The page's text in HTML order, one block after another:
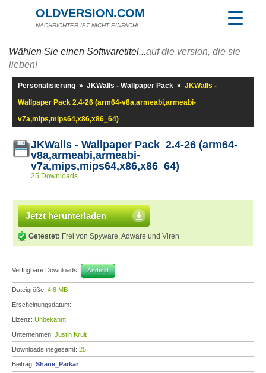
OLDVERSION.COM
NACHRICHTER IST NICHT EINFACH!
Wählen Sie einen Softwaretitel...auf die version, die sie
lieben!
Personalisierung » JKWalls - Wallpaper Pack » JKWalls -
Wallpaper Pack 2.4-26 (arm64-v8a,armeabi,armeabi-
v7a,mips,mips64,x86,x86_64)
JKWalls - Wallpaper Pack 2.4-26 (arm64-
v8a,armeabi,armeabi-
v7a,mips,mips64,x86,x86_64)
25 Downloads
Jetzt herunterladen
Getestet: Frei von Spyware, Adware und Viren
Verfügbare Downloads: Android
Dateigröße: 4,8 MB
Erscheinungsdatum:
Lizenz: Unbekannt
Unternehmen: Justin Kruit
Downloads insgesamt: 25
Beitrag: Shane_Parkar